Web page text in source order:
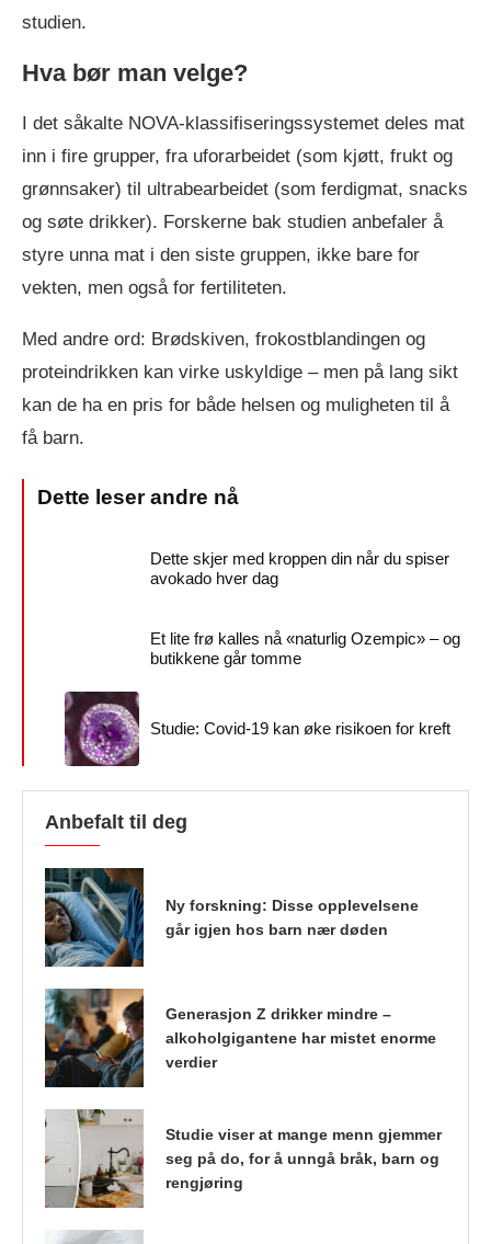
studien.
Hva bør man velge?
I det såkalte NOVA-klassifiseringssystemet deles mat
inn i fire grupper, fra uforarbeidet (som kjøtt, frukt og
grønnsaker) til ultrabearbeidet (som ferdigmat, snacks
og søte drikker). Forskerne bak studien anbefaler å
styre unna mat i den siste gruppen, ikke bare for
vekten, men også for fertiliteten.
Med andre ord: Brødskiven, frokostblandingen og
proteindrikken kan virke uskyldige – men på lang sikt
kan de ha en pris for både helsen og muligheten til å
få barn.
Dette skjer med kroppen din når du spiser
avokado hver dag
Et lite frø kalles nå «naturlig Ozempic» – og
butikkene går tomme
Studie: Covid-19 kan øke risikoen for kreft
Anbefalt til deg
Ny forskning: Disse opplevelsene
går igjen hos barn nær døden
Generasjon Z drikker mindre –
alkoholgigantene har mistet enorme
verdier
Studie viser at mange menn gjemmer
seg på do, for å unngå bråk, barn og
rengjøring